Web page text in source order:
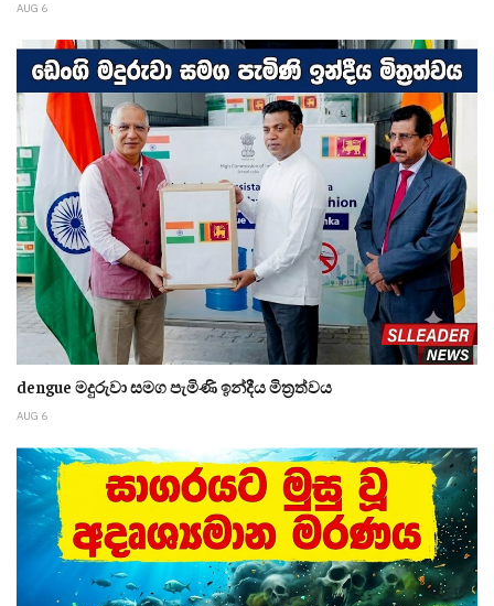
AUG 6
dengue මදුරුවා සමග පැමිණි ඉන්දීය මිත්‍රත්වය
AUG 6